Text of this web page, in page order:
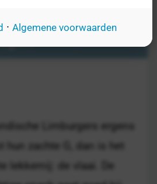
Limburgers ergens
hun zachte G, dan is het
lekkernij: de vlaai. De
· Algemene voorwaarden